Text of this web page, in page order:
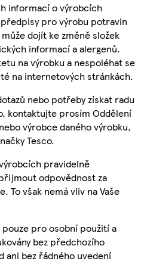
informací o výrobcích
pro výrobu potravin
dojít ke změně složek
informací a alergenů.
na výrobku a nespoléhat se
na internetových stránkách.
nebo potřeby získat radu
kontaktujte prosím Oddělení
výrobce daného výrobku,
Tesco.
pravidelně
odpovědnost za
To však nemá vliv na Vaše
pro osobní použití a
bez předchozího
ani bez řádného uvedení